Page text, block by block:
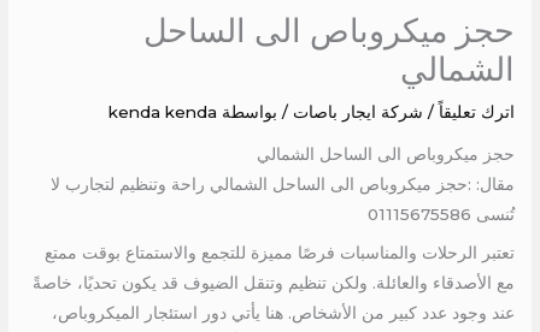
حجز ميكروباص الى الساحل
الشمالي
اترك تعليقاً / شركة ايجار باصات / بواسطة kenda kenda
حجز ميكروباص الى الساحل الشمالي
مقال: :حجز ميكروباص الى الساحل الشمالي راحة وتنظيم لتجارب لا
تُنسى 01115675586
تعتبر الرحلات والمناسبات فرصًا مميزة للتجمع والاستمتاع بوقت ممتع
مع الأصدقاء والعائلة. ولكن تنظيم وتنقل الضيوف قد يكون تحديًا، خاصةً
عند وجود عدد كبير من الأشخاص. هنا يأتي دور استئجار الميكروباص،